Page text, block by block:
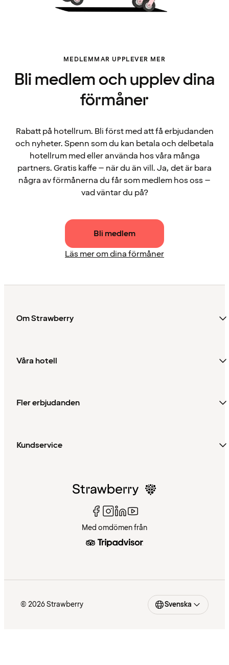
MEDLEMMAR UPPLEVER MER
Bli medlem och upplev dina
förmåner
Rabatt på hotellrum. Bli först med att få erbjudanden
och nyheter. Spenn som du kan betala och delbetala
hotellrum med eller använda hos våra många
partners. Gratis kaffe – när du än vill. Ja, det är bara
några av förmånerna du får som medlem hos oss –
vad väntar du på?
Bli medlem
Läs mer om dina förmåner
Om Strawberry
Våra hotell
Fler erbjudanden
Kundservice
Med omdömen från
© 2026 Strawberry Svenska